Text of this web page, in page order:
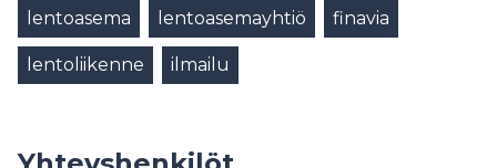
lentoasema lentoasemayhtiö finavia
lentoliikenne ilmailu